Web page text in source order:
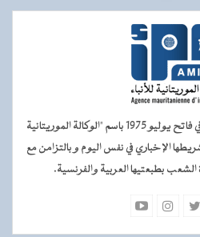
أنشئت الوكالة الموريتانية للأنباء في فاتح يوليو 1975 باسم "الوكالة الموريتانية
الإخباري في نفس اليوم و بالتزامن مع
بطبعتيها العربية والفرنسية.